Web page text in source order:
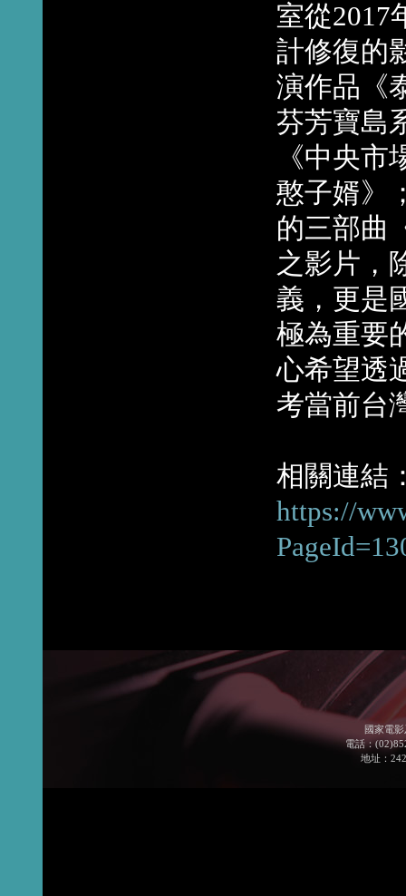
室從2017
計修復的
演作品《
芬芳寶島
《中央
憨子婿》
的三部曲
之影片，
義，更是
極為重要
心希望透
考當前台
相關連結
https://
國家電
電話：
地址：